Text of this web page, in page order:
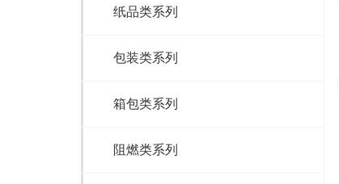
纸品类系列
包装类系列
箱包类系列
阻燃类系列